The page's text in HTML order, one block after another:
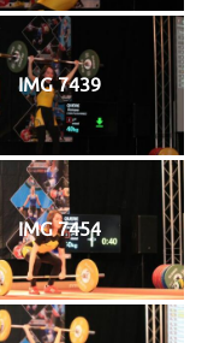
IMG 7439
IMG 7454